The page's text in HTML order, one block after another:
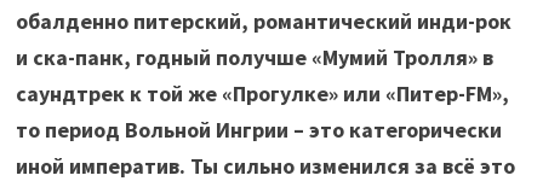
обалденно питерский, романтический инди-рок
и ска-панк, годный получше «Мумий Тролля» в
саундтрек к той же «Прогулке» или «Питер-FM»,
то период Вольной Ингрии – это категорически
иной императив. Ты сильно изменился за всё это